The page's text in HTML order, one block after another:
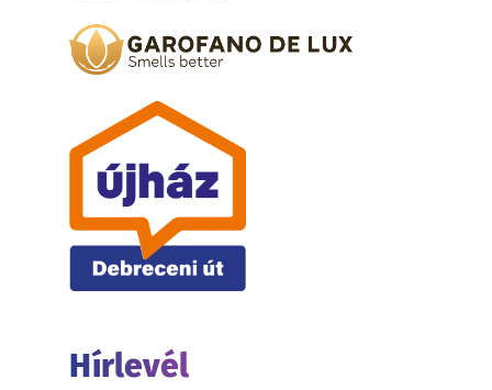
Hírlevél